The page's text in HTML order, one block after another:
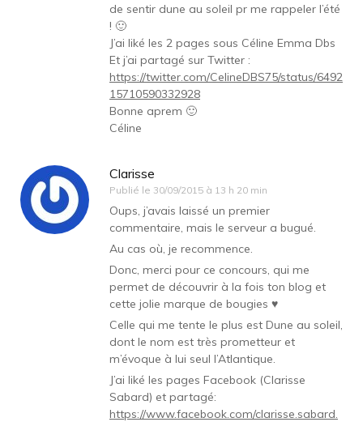
de sentir dune au soleil pr me rappeler l’été
! 🙂
J’ai liké les 2 pages sous Céline Emma Dbs
Et j’ai partagé sur Twitter :
https://twitter.com/CelineDBS75/status/6492
15710590332928
Bonne aprem 🙂
Céline
Clarisse
Publié le 30/09/2015 à 13 h 20 min
Oups, j’avais laissé un premier
commentaire, mais le serveur a bugué.
Au cas où, je recommence.
Donc, merci pour ce concours, qui me
permet de découvrir à la fois ton blog et
cette jolie marque de bougies ♥
Celle qui me tente le plus est Dune au soleil,
dont le nom est très prometteur et
m’évoque à lui seul l’Atlantique.
J’ai liké les pages Facebook (Clarisse
Sabard) et partagé:
https://www.facebook.com/clarisse.sabard.